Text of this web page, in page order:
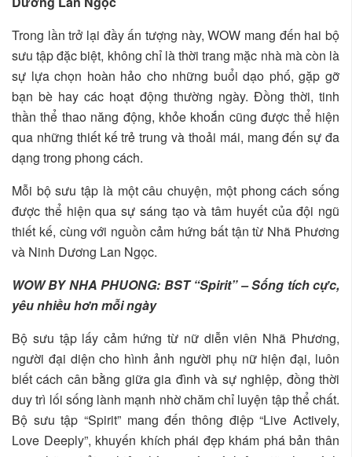
Trong lần trở lại đầy ấn tượng này, WOW mang đến hai bộ
sưu tập đặc biệt, không chỉ là thời trang mặc nhà mà còn là
sự lựa chọn hoàn hảo cho những buổi dạo phố, gặp gỡ
bạn bè hay các hoạt động thường ngày. Đồng thời, tinh
thần thể thao năng động, khỏe khoắn cũng được thể hiện
qua những thiết kế trẻ trung và thoải mái, mang đến sự đa
dạng trong phong cách.
Mỗi bộ sưu tập là một câu chuyện, một phong cách sống
được thể hiện qua sự sáng tạo và tâm huyết của đội ngũ
thiết kế, cùng với nguồn cảm hứng bất tận từ Nhã Phương
và Ninh Dương Lan Ngọc.
WOW BY NHA PHUONG: BST “Spirit” – Sống tích cực,
yêu nhiều hơn mỗi ngày
Bộ sưu tập lấy cảm hứng từ nữ diễn viên Nhã Phương,
người đại diện cho hình ảnh người phụ nữ hiện đại, luôn
biết cách cân bằng giữa gia đình và sự nghiệp, đồng thời
duy trì lối sống lành mạnh nhờ chăm chỉ luyện tập thể chất.
Bộ sưu tập “Spirit” mang đến thông điệp “Live Actively,
Love Deeply”, khuyến khích phái đẹp khám phá bản thân